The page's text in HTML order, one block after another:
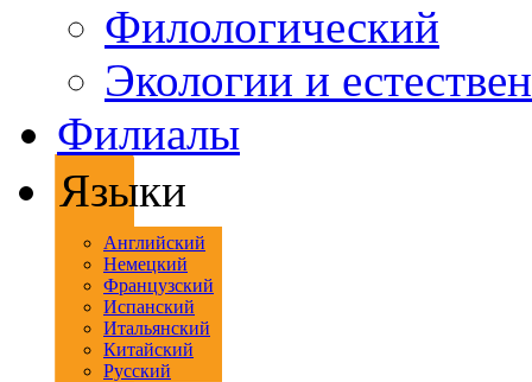
Филологический
Экологии и
Филиалы
Языки
Английский
Немецкий
Французский
Испанский
Итальянский
Китайский
Русский